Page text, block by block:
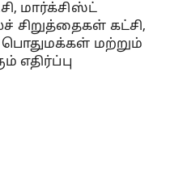
மார்க்சிஸ்ட்
சிறுத்தைகள் கட்சி,
மற்றும்